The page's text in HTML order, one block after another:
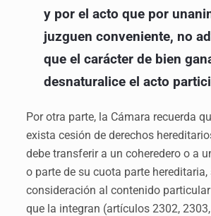
y por el acto que por
juzguen conveniente, no
que el carácter de bien
desnaturalice el acto
Por otra parte, la Cámara recuerda
exista cesión de derechos
debe transferir a un coheredero o a
o parte de su cuota parte hereditaria,
consideración al contenido
que la integran (artículos 2302,